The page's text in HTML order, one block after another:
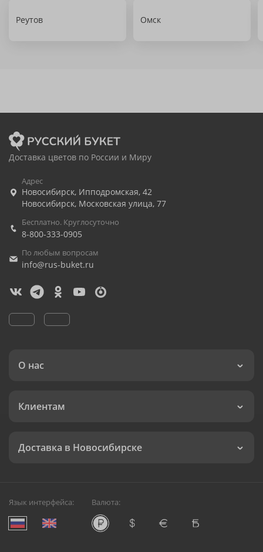
Реутов Омск
Доставка цветов по России и Миру
Адрес
Новосибирск, Ипподромская, 42
Новосибирск, Московская улица, 77
Бесплатно. Круглосуточно
8-800-333-0905
По любым вопросам
info@rus-buket.ru
О нас
Клиентам
Доставка в Новосибирске
Язык интерфейса: Валюта: